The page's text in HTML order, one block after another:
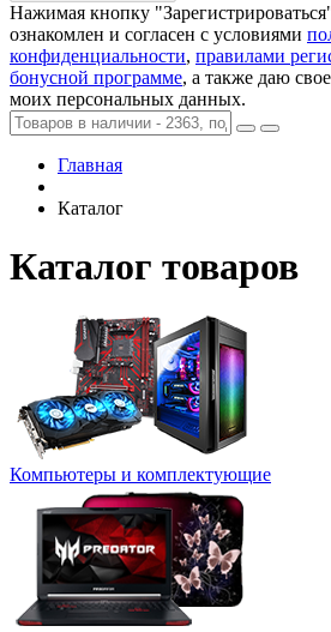
Нажимая кнопку
ознакомлен и согласен с условиями
конфиденциальности, правилами
бонусной программе, а также даю
моих персональных данных.
Главная
Каталог
Каталог товаров
Компьютеры и комплектующие